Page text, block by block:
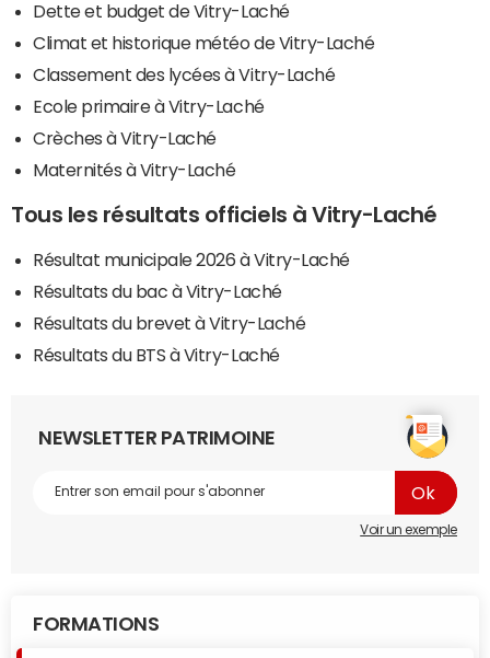
Dette et budget de Vitry-Laché
Climat et historique météo de Vitry-Laché
Classement des lycées à Vitry-Laché
Ecole primaire à Vitry-Laché
Crèches à Vitry-Laché
Maternités à Vitry-Laché
Tous les résultats officiels à Vitry-Laché
Résultat municipale 2026 à Vitry-Laché
Résultats du bac à Vitry-Laché
Résultats du brevet à Vitry-Laché
Résultats du BTS à Vitry-Laché
NEWSLETTER PATRIMOINE
Voir un exemple
FORMATIONS